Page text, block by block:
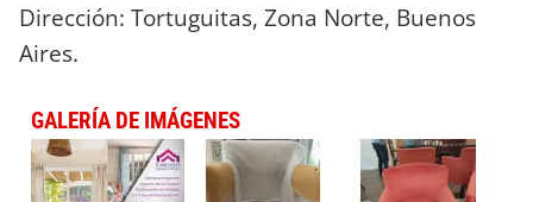
Dirección: Tortuguitas, Zona Norte, Buenos
Aires.
GALERÍA DE IMÁGENES